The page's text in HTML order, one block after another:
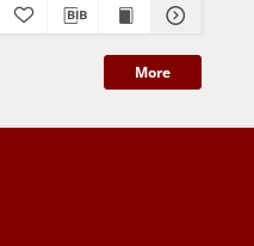
More